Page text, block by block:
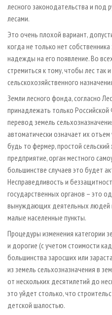
лесного законодательства и под
лесами.
Это очень плохой вариант,
когда не только нет
надежды на его появление. Во
стремиться к тому, чтобы лес так
сельскохозяйственного
Земли лесного фонда, согласно
принадлежать только
перевод земель
автоматически означает их
будь то фермер, простой
предприятие, орган местного
большинстве случаев это будет
Несправедливость и
государственных органов – это
вынуждающих деятельных людей
малые населенные пункты.
Процедуры изменения категории
и дорогие (с учетом стоимости
большинства заросших или
из земель сельхозназначения в
от нескольких десятилетий до
это уйдет столько, что
детской шалостью.